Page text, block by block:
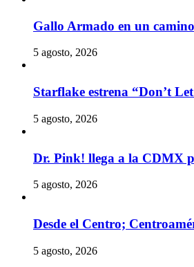
Gallo Armado en un
5 agosto, 2026
Starflake estrena “Don’t
5 agosto, 2026
Dr. Pink! llega a la CDMX
5 agosto, 2026
Desde el Centro;
5 agosto, 2026